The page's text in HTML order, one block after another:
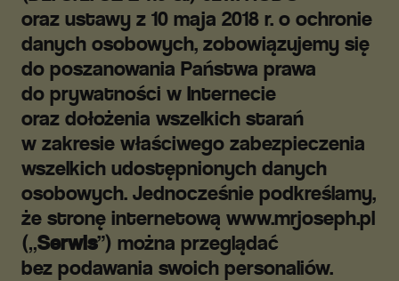
oraz ustawy z 10 maja 2018 r. o ochronie
danych osobowych, zobowiązujemy się
do poszanowania Państwa prawa
do prywatności w Internecie
oraz dołożenia wszelkich starań
w zakresie właściwego zabezpieczenia
wszelkich udostępnionych danych
osobowych. Jednocześnie podkreślamy,
że stronę internetową www.mrjoseph.pl
(„Serwis”) można przeglądać
bez podawania swoich personaliów.